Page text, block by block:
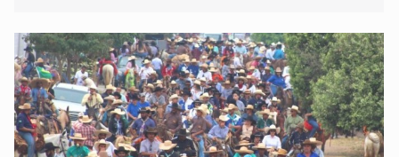
Pedro Geovar (PP) e a vice-prefeita Magna dos Anjos
(NOVO)